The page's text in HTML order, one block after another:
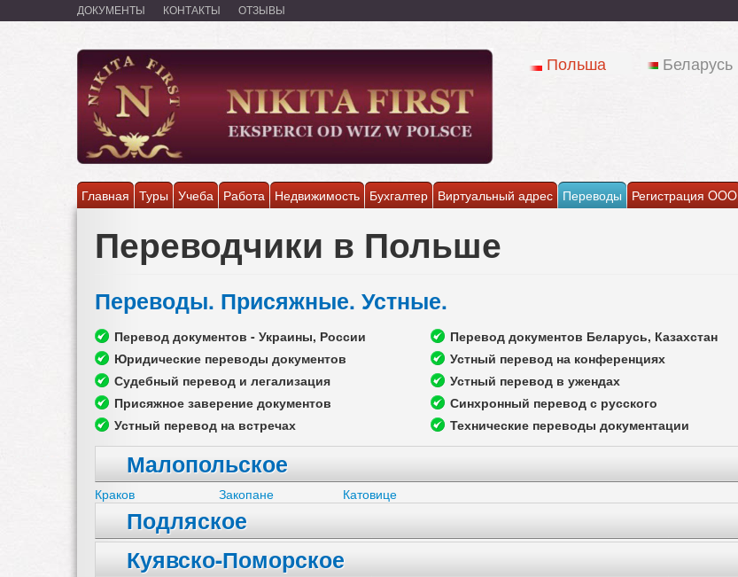
к
ДОКУМЕНТЫ КОНТАКТЫ ОТЗЫВЫ
Польша Беларусь
Главная Туры Учеба Работа Недвижимость Бухгалтер Виртуальный адрес Переводы Регистрация OOO
Переводчики в Польше
Переводы. Присяжные. Устные.
Перевод документов - Украины, России
Юридические переводы документов
Судебный перевод и легализация
Присяжное заверение документов
Устный перевод на встречах
Перевод документов Беларусь, Казахстан
Устный перевод на конференциях
Устный перевод в ужендах
Синхронный перевод с русского
Технические переводы документации
Малопольское
Краков Закопане Катовице
Подляское
Куявско-Поморское